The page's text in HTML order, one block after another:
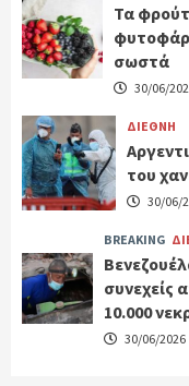
Τα
σωστά
30/06/
ΔΙΕΘΝΗ
του
30/06/
BREAKING
συνεχείς
10.000
30/06/2026